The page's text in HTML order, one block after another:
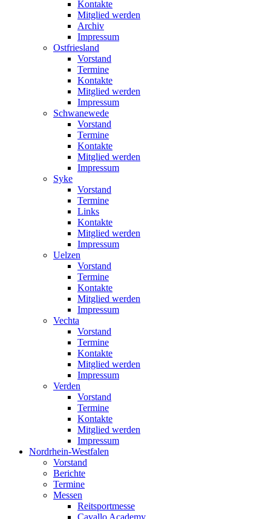
Kontakte
Mitglied werden
Archiv
Impressum
Ostfriesland
Vorstand
Termine
Kontakte
Mitglied werden
Impressum
Schwanewede
Vorstand
Termine
Kontakte
Mitglied werden
Impressum
Syke
Vorstand
Termine
Links
Kontakte
Mitglied werden
Impressum
Uelzen
Vorstand
Termine
Kontakte
Mitglied werden
Impressum
Vechta
Vorstand
Termine
Kontakte
Mitglied werden
Impressum
Verden
Vorstand
Termine
Kontakte
Mitglied werden
Impressum
Nordrhein-Westfalen
Vorstand
Berichte
Termine
Messen
Reitsportmesse
Cavallo Academy